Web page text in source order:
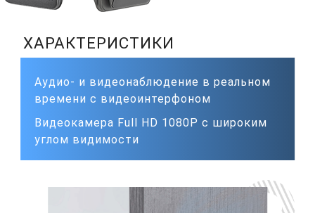
ХАРАКТЕРИСТИКИ
Аудио- и видеонаблюдение в реальном
времени с видеоинтерфоном
Видеокамера Full HD 1080P с широким
углом видимости